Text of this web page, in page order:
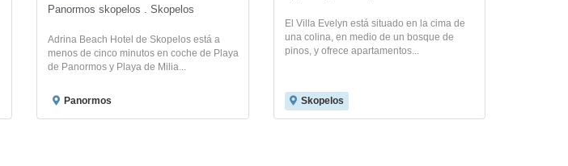
Panormos skopelos . Skopelos
Adrina Beach Hotel de Skopelos está a
menos de cinco minutos en coche de Playa
de Panormos y Playa de Milia...
Panormos
El Villa Evelyn está situado en la cima de
una colina, en medio de un bosque de
pinos, y ofrece apartamentos...
Skopelos